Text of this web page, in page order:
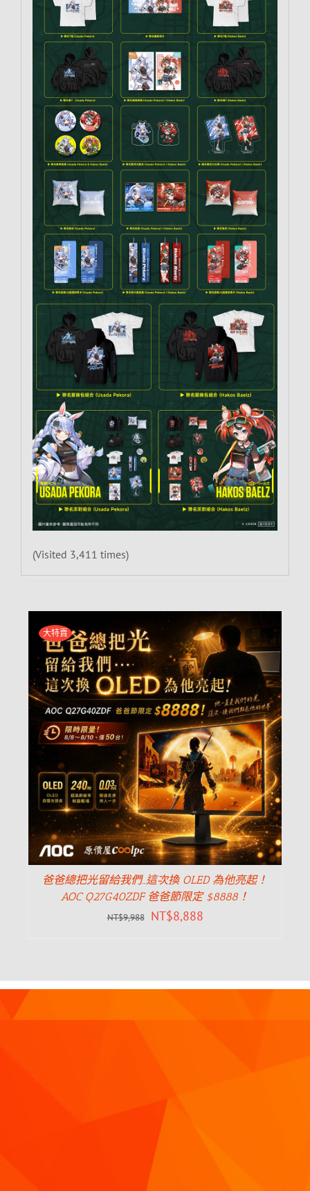
(Visited 3,411 times)
大特賣
爸爸總把光留給我們…這次換 OLED 為他亮起！
AOC Q27G40ZDF 爸爸節限定 $8888！
NT$9,988 NT$8,888